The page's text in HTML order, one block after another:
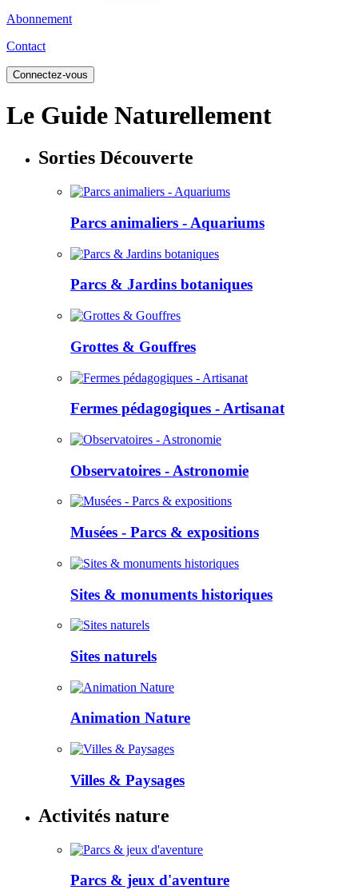
Abonnement
Contact
Connectez-vous
Le Guide Naturellement
Sorties Découverte
Parcs animaliers - Aquariums
Parcs & Jardins botaniques
Grottes & Gouffres
Fermes pédagogiques - Artisanat
Observatoires - Astronomie
Musées - Parcs & expositions
Sites & monuments historiques
Sites naturels
Animation Nature
Villes & Paysages
Activités nature
Parcs & jeux d'aventure